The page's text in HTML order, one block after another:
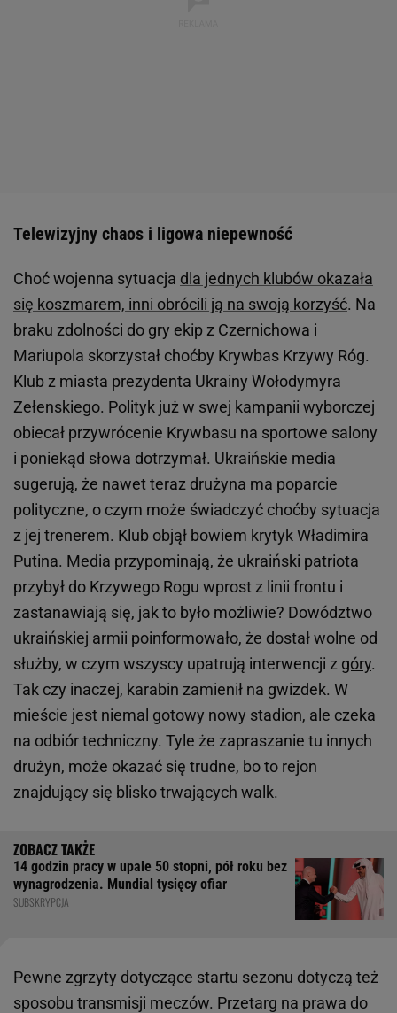
Telewizyjny chaos i ligowa niepewność
Choć wojenna sytuacja dla jednych klubów okazała
się koszmarem, inni obrócili ją na swoją korzyść. Na
braku zdolności do gry ekip z Czernichowa i
Mariupola skorzystał choćby Krywbas Krzywy Róg.
Klub z miasta prezydenta Ukrainy Wołodymyra
Zełenskiego. Polityk już w swej kampanii wyborczej
obiecał przywrócenie Krywbasu na sportowe salony
i poniekąd słowa dotrzymał. Ukraińskie media
sugerują, że nawet teraz drużyna ma poparcie
polityczne, o czym może świadczyć choćby sytuacja
z jej trenerem. Klub objął bowiem krytyk Władimira
Putina. Media przypominają, że ukraiński patriota
przybył do Krzywego Rogu wprost z linii frontu i
zastanawiają się, jak to było możliwie? Dowództwo
ukraińskiej armii poinformowało, że dostał wolne od
służby, w czym wszyscy upatrują interwencji z góry.
Tak czy inaczej, karabin zamienił na gwizdek. W
mieście jest niemal gotowy nowy stadion, ale czeka
na odbiór techniczny. Tyle że zapraszanie tu innych
drużyn, może okazać się trudne, bo to rejon
znajdujący się blisko trwających walk.
14 godzin pracy w upale 50 stopni, pół roku bez
wynagrodzenia. Mundial tysięcy ofiar
SUBSKRYPCJA
Pewne zgrzyty dotyczące startu sezonu dotyczą też
sposobu transmisji meczów. Przetarg na prawa do